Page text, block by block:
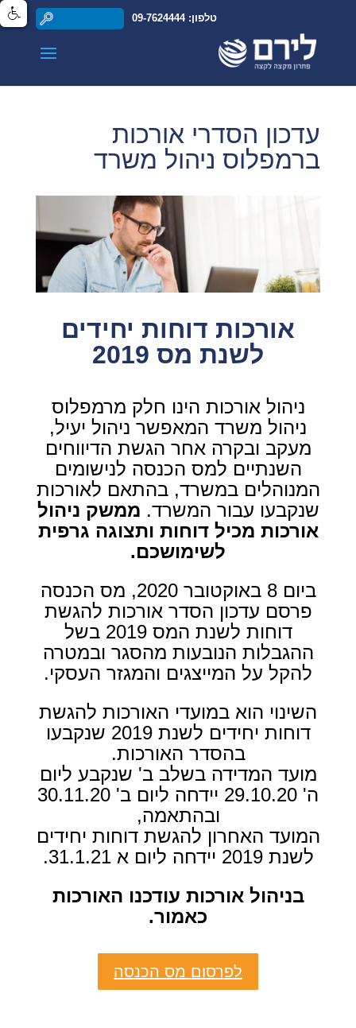
טלפון: 09-7624444
עדכון הסדרי אורכות
ברמפלוס ניהול משרד
אורכות דוחות יחידים
לשנת מס 2019
ניהול אורכות הינו חלק מרמפלוס
ניהול משרד המאפשר ניהול יעיל,
מעקב ובקרה אחר הגשת הדיווחים
השנתיים למס הכנסה לנישומים
המנוהלים במשרד, בהתאם לאורכות
שנקבעו עבור המשרד. ממשק ניהול
אורכות מכיל דוחות ותצוגה גרפית
לשימושכם.
ביום 8 באוקטובר 2020, מס הכנסה
פרסם עדכון הסדר אורכות להגשת
דוחות לשנת המס 2019 בשל
ההגבלות הנובעות מהסגר ובמטרה
להקל על המייצגים והמגזר העסקי.
השינוי הוא במועדי האורכות להגשת
דוחות יחידים לשנת 2019 שנקבעו
בהסדר האורכות.
מועד המדידה בשלב ב' שנקבע ליום
ה' 29.10.20 יידחה ליום ב' 30.11.20
ובהתאמה,
המועד האחרון להגשת דוחות יחידים
לשנת 2019 יידחה ליום א 31.1.21.
בניהול אורכות עודכנו האורכות
כאמור.
לפרסום מס הכנסה